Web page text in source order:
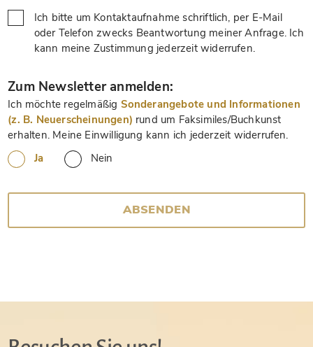
Ich bitte um Kontaktaufnahme schriftlich, per E-Mail
oder Telefon zwecks Beantwortung meiner Anfrage. Ich
kann meine Zustimmung jederzeit widerrufen.
Zum Newsletter anmelden:
Ich möchte regelmäßig Sonderangebote und Informationen
(z. B. Neuerscheinungen) rund um Faksimiles/Buchkunst
erhalten. Meine Einwilligung kann ich jederzeit widerrufen.
Ja
Nein
ABSENDEN